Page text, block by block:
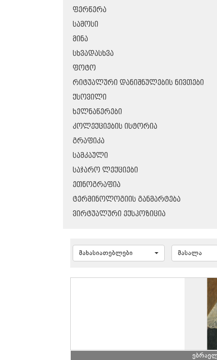
ᲤᲔᲠᲬᲔᲠᲐ
ᲡᲐᲛᲝᲡᲘ
ᲛᲘᲜᲐ
ᲡᲮᲕᲐᲓᲐᲡᲮᲕᲐ
ᲤᲝᲢᲝ
ᲠᲘᲢᲣᲐᲚᲣᲠᲘ ᲓᲐᲜᲘᲨᲜᲣᲚᲔᲑᲘᲡ ᲜᲘᲕᲗᲔᲑᲘ
ᲥᲡᲝᲕᲘᲚᲘ
ᲮᲔᲚᲜᲐᲬᲔᲠᲔᲑᲘ
ᲙᲝᲚᲔᲥᲪᲘᲔᲑᲘᲡ ᲘᲡᲢᲝᲠᲘᲐ
ᲒᲠᲐᲤᲘᲙᲐ
ᲡᲐᲛᲙᲐᲣᲚᲘ
ᲡᲐᲯᲐᲠᲝ ᲚᲔᲥᲪᲘᲔᲑᲘ
ᲔᲗᲜᲝᲒᲠᲐᲤᲘᲐ
ᲢᲔᲠᲛᲘᲜᲝᲚᲝᲒᲘᲘᲡ ᲒᲐᲜᲛᲐᲠᲢᲔᲑᲐ
ᲕᲘᲠᲢᲣᲐᲚᲣᲠᲘ ᲔᲥᲡᲞᲝᲖᲘᲪᲘᲐ
მახასიათებლები მასალა